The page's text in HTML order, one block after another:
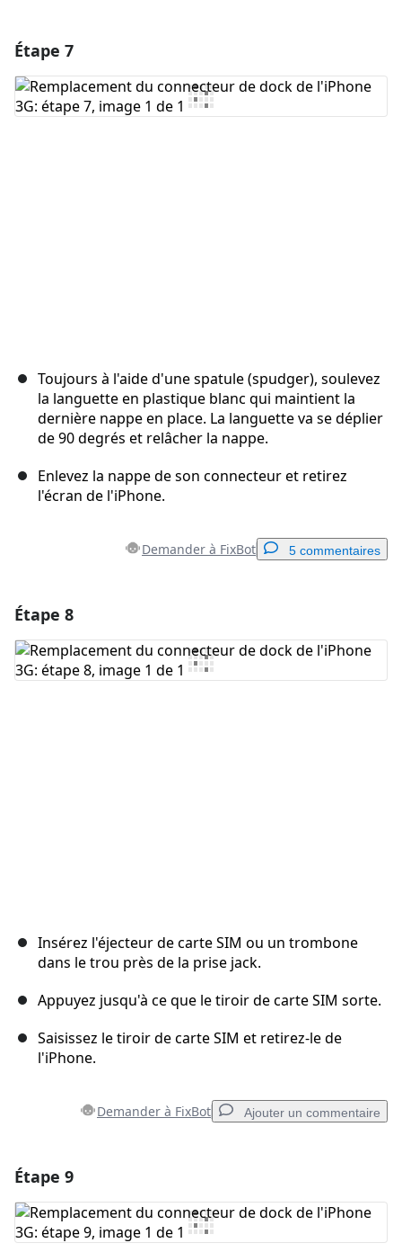
Étape 7
Toujours à l'aide d'une spatule (spudger), soulevez
la languette en plastique blanc qui maintient la
dernière nappe en place. La languette va se déplier
de 90 degrés et relâcher la nappe.
Enlevez la nappe de son connecteur et retirez
l'écran de l'iPhone.
Demander à FixBot 5 commentaires
Ajouter un commentaire
Étape 8
Insérez l'éjecteur de carte SIM ou un trombone
dans le trou près de la prise jack.
Appuyez jusqu'à ce que le tiroir de carte SIM sorte.
Saisissez le tiroir de carte SIM et retirez-le de
l'iPhone.
Demander à FixBot Ajouter un commentaire
Ajouter un commentaire
Étape 9